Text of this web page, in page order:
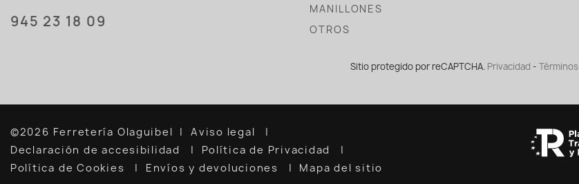
945 23 18 09
MANILLONES
OTROS
Sitio protegido por reCAPTCHA. Privacidad - Términos
©2026 Ferretería Olaguibel
Aviso legal
Declaración de accesibilidad
Política de Privacidad
Política de Cookies
Envíos y devoluciones Mapa del sitio